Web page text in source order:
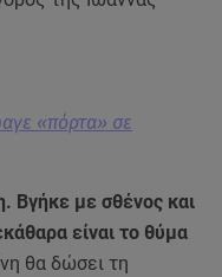
«πόρτα» σε
Βγήκε με σθένος και
είναι το θύμα
θα δώσει τη